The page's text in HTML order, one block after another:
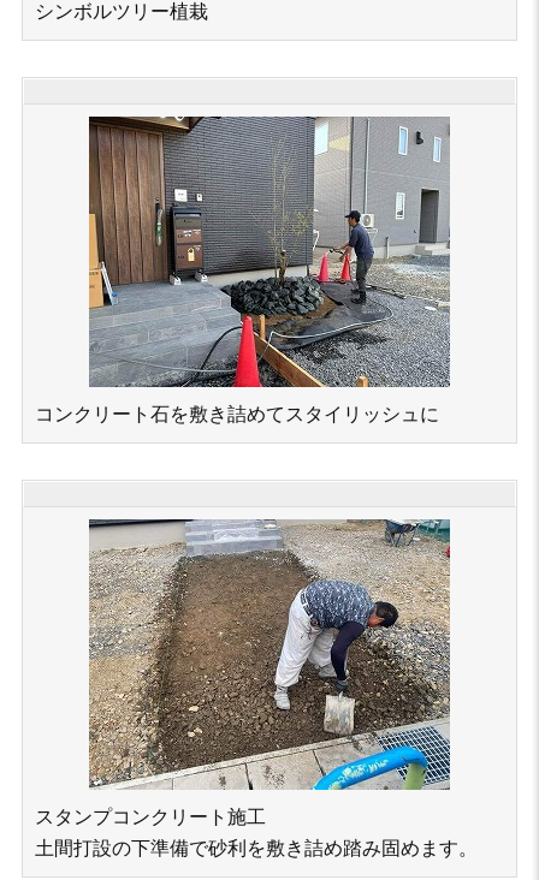
シンボルツリー植栽
コンクリート石を敷き詰めてスタイリッシュに
スタンプコンクリート施工
土間打設の下準備で砂利を敷き詰め踏み固めます。